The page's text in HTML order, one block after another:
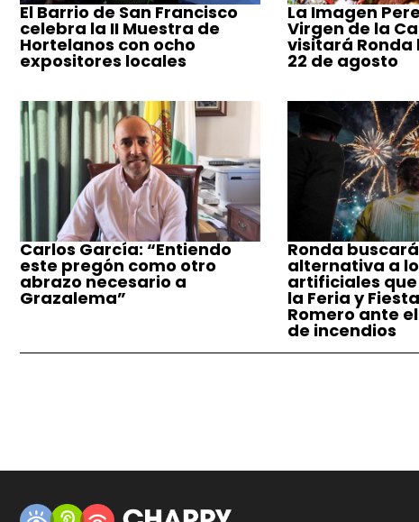
El Barrio de San Francisco
celebra la II Muestra de
Hortelanos con ocho
expositores locales
La Imagen
Virgen de la
visitará Ronda
22 de agosto
Carlos García: “Entiendo
este pregón como otro
abrazo necesario a
Grazalema”
Ronda
alternativa a
artificiales
la Feria y
Romero ante
de incendios